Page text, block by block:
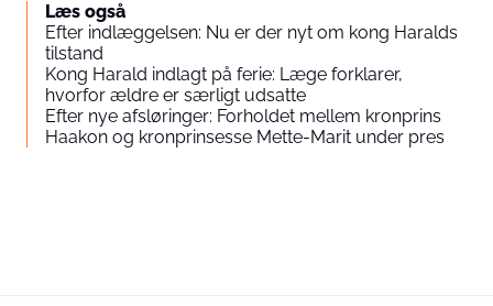
Læs også
Efter indlæggelsen: Nu er der nyt om kong Haralds
tilstand
Kong Harald indlagt på ferie: Læge forklarer,
hvorfor ældre er særligt udsatte
Efter nye afsløringer: Forholdet mellem kronprins
Haakon og kronprinsesse Mette-Marit under pres